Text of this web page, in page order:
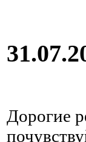
Дорогие